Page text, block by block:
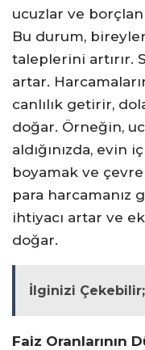
ucuzlar ve
Bu durum,
taleplerini artırır.
artar.
canlılık getirir,
doğar. Örneğin,
aldığınızda, evin
boyamak ve
para harcamanız
ihtiyacı artar ve
doğar.
İlginizi Çekebilir;
Faiz Oranlarının